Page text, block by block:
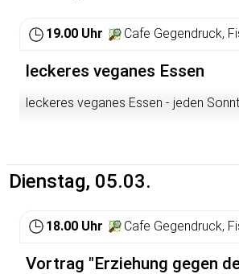
19.00 Uhr Cafe Gegendruck,
leckeres veganes Essen
leckeres veganes Essen - jeden
Dienstag, 05.03.
18.00 Uhr Cafe Gegendruck,
Vortrag "Erziehung gegen